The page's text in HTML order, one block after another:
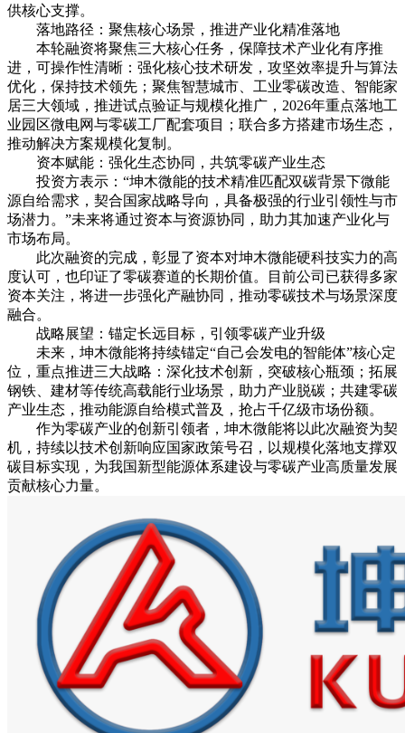
供核心支撑。
落地路径：聚焦核心场景，推进产业化精准落地
本轮融资将聚焦三大核心任务，保障技术产业化有序推
进，可操作性清晰：强化核心技术研发，攻坚效率提升与算法
优化，保持技术领先；聚焦智慧城市、工业零碳改造、智能家
居三大领域，推进试点验证与规模化推广，2026年重点落地工
业园区微电网与零碳工厂配套项目；联合多方搭建市场生态，
推动解决方案规模化复制。
资本赋能：强化生态协同，共筑零碳产业生态
投资方表示：“坤木微能的技术精准匹配双碳背景下微能
源自给需求，契合国家战略导向，具备极强的行业引领性与市
场潜力。”未来将通过资本与资源协同，助力其加速产业化与
市场布局。
此次融资的完成，彰显了资本对坤木微能硬科技实力的高
度认可，也印证了零碳赛道的长期价值。目前公司已获得多家
资本关注，将进一步强化产融协同，推动零碳技术与场景深度
融合。
战略展望：锚定长远目标，引领零碳产业升级
未来，坤木微能将持续锚定“自己会发电的智能体”核心定
位，重点推进三大战略：深化技术创新，突破核心瓶颈；拓展
钢铁、建材等传统高载能行业场景，助力产业脱碳；共建零碳
产业生态，推动能源自给模式普及，抢占千亿级市场份额。
作为零碳产业的创新引领者，坤木微能将以此次融资为契
机，持续以技术创新响应国家政策号召，以规模化落地支撑双
碳目标实现，为我国新型能源体系建设与零碳产业高质量发展
贡献核心力量。